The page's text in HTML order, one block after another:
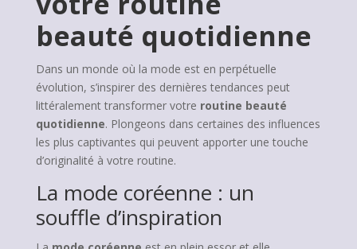
beauté quotidienne
Dans un monde où la mode est en perpétuelle
évolution, s’inspirer des dernières tendances peut
littéralement transformer votre routine beauté
quotidienne. Plongeons dans certaines des influences
les plus captivantes qui peuvent apporter une touche
d’originalité à votre routine.
La mode coréenne : un
souffle d’inspiration